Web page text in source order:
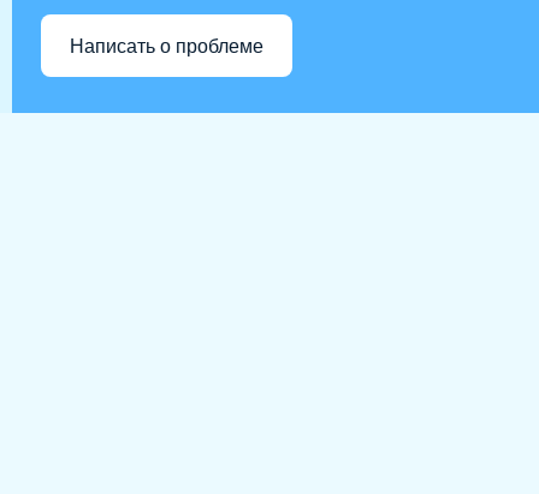
Написать о проблеме